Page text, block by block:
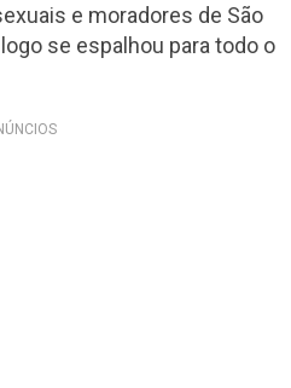
e moradores de São
se espalhou para todo o